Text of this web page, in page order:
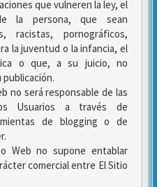
que vulneren la ley, el
la persona, que sean
racistas, pornográficos,
la juventud o la infancia, el
o que, a su juicio, no
no será responsable de las
Usuarios a través de
de blogging o de
Web no supone entablar
comercial entre El Sitio